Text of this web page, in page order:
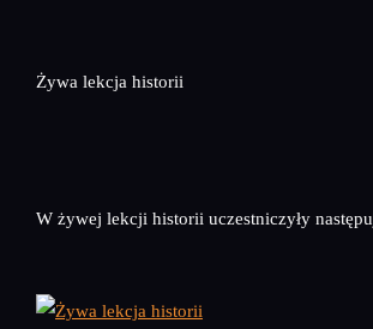
Żywa lekcja historii
W żywej lekcji historii uczestniczyły